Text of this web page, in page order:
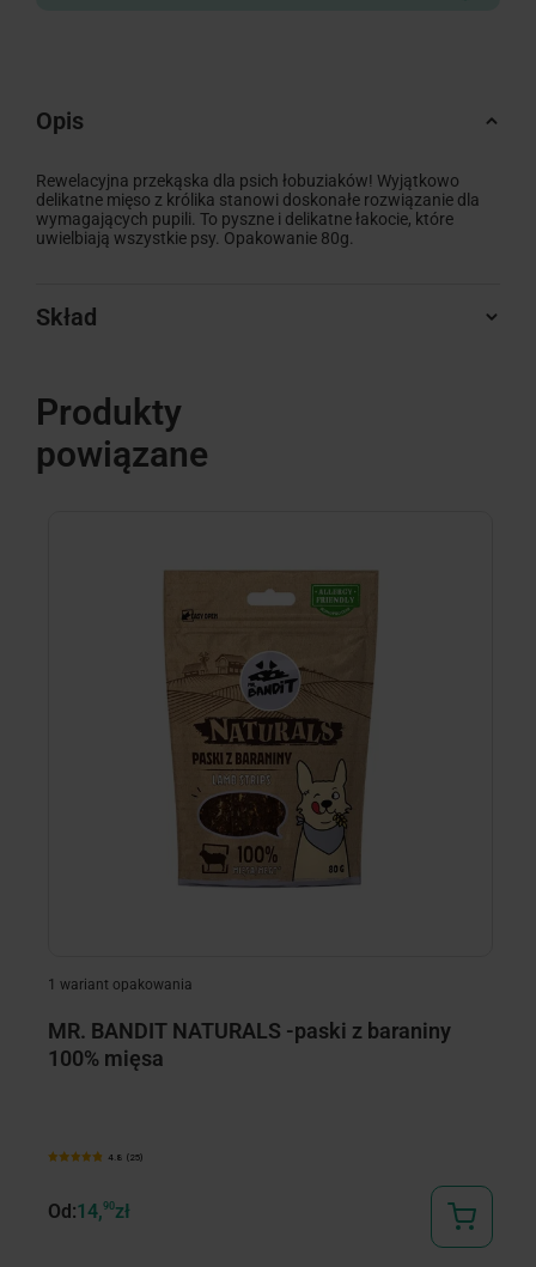
Opis
Rewelacyjna przekąska dla psich łobuziaków! Wyjątkowo
delikatne mięso z królika stanowi doskonałe rozwiązanie dla
wymagających pupili. To pyszne i delikatne łakocie, które
uwielbiają wszystkie psy. Opakowanie 80g.
Skład
Produkty
powiązane
1 wariant opakowania
MR. BANDIT NATURALS -paski z baraniny
100% mięsa
4.8 (25)
Od:14,90zł